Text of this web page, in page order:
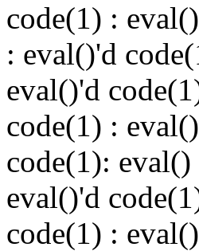
code(1) :
: eval()'d
eval()'d
code(1) :
code(1):
eval()'d
code(1) :